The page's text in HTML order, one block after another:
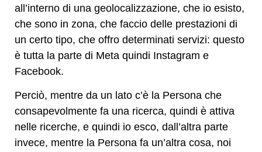
all’interno di una geolocalizzazione, che io esisto,
che sono in zona, che faccio delle prestazioni di
un certo tipo, che offro determinati servizi: questo
è tutta la parte di Meta quindi Instagram e
Facebook.
Perciò, mentre da un lato c’è la Persona che
consapevolmente fa una ricerca, quindi è attiva
nelle ricerche, e quindi io esco, dall’altra parte
invece, mentre la Persona fa un’altra cosa, noi